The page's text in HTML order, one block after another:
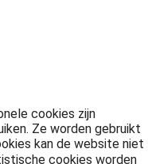
cookies zijn
Ze worden gebruikt
kan de website niet
cookies worden